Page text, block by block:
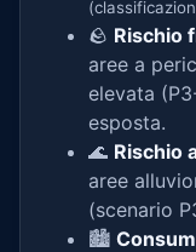
🪨 Rischio
aree a
elevata
esposta.
🌊 Rischio
aree
(scenario
🏙️